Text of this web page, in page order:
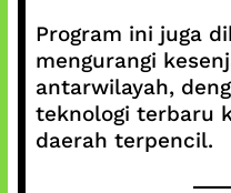
Program ini juga
mengurangi
antarwilayah,
teknologi terbaru
daerah terpencil.